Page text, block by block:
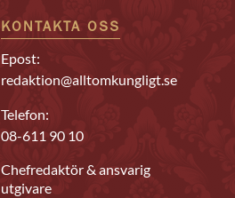
KONTAKTA OSS
Epost:
redaktion@alltomkungligt.se
Telefon:
08-611 90 10
Chefredaktör & ansvarig
utgivare